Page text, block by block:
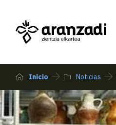
Inicio Noticias